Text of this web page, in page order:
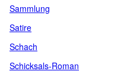
Sammlung
Satire
Schach
Schicksals-Roman